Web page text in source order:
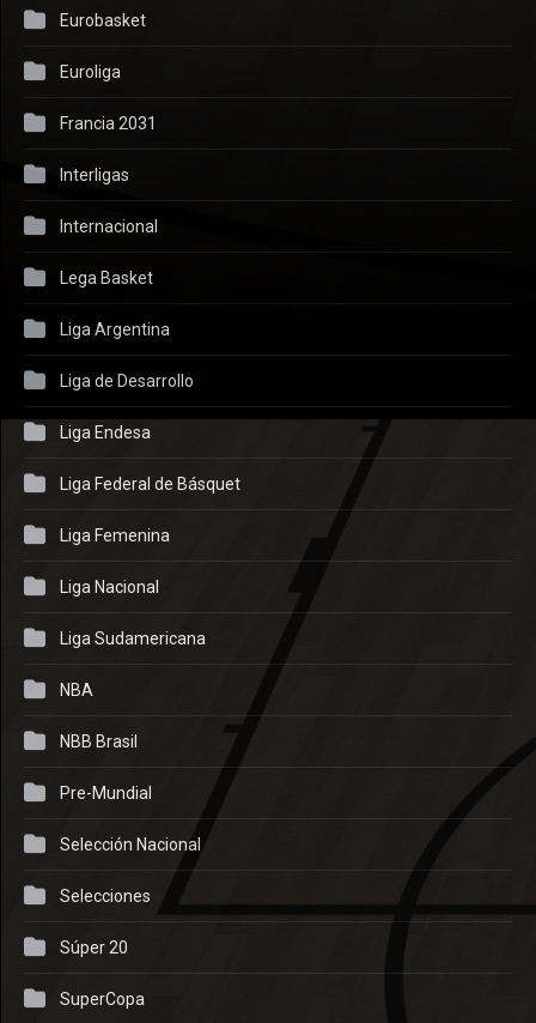
Eurobasket
Euroliga
Francia 2031
Interligas
Internacional
Lega Basket
Liga Argentina
Liga de Desarrollo
Liga Endesa
Liga Federal de Básquet
Liga Femenina
Liga Nacional
Liga Sudamericana
NBA
NBB Brasil
Pre-Mundial
Selección Nacional
Selecciones
Súper 20
SuperCopa